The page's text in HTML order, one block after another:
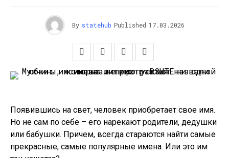
By statehub Published 17.03.2026
Появившись на свет, человек приобретает свое имя.
Но не сам по себе – его нарекают родители, дедушки
или бабушки. Причем, всегда стараются найти самые
прекрасные, самые популярные имена. Или это им